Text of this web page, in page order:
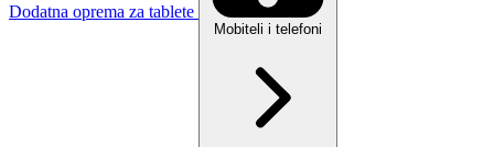
Dodatna oprema za tablete
Mobiteli i telefoni